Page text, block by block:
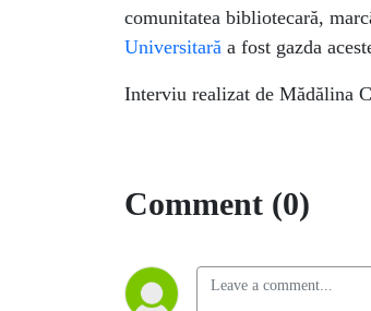
comunitatea bibliotecară,
Universitară a fost gazda
Interviu realizat de Mădălina
Comment (0)